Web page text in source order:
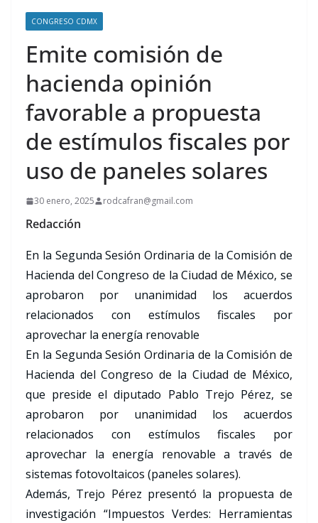
CONGRESO CDMX
Emite comisión de
hacienda opinión
favorable a propuesta
de estímulos fiscales por
uso de paneles solares
30 enero, 2025 rodcafran@gmail.com
Redacción
En la Segunda Sesión Ordinaria de la Comisión de
Hacienda del Congreso de la Ciudad de México, se
aprobaron por unanimidad los acuerdos
relacionados con estímulos fiscales por
aprovechar la energía renovable
En la Segunda Sesión Ordinaria de la Comisión de
Hacienda del Congreso de la Ciudad de México,
que preside el diputado Pablo Trejo Pérez, se
aprobaron por unanimidad los acuerdos
relacionados con estímulos fiscales por
aprovechar la energía renovable a través de
sistemas fotovoltaicos (paneles solares).
Además, Trejo Pérez presentó la propuesta de
investigación “Impuestos Verdes: Herramientas